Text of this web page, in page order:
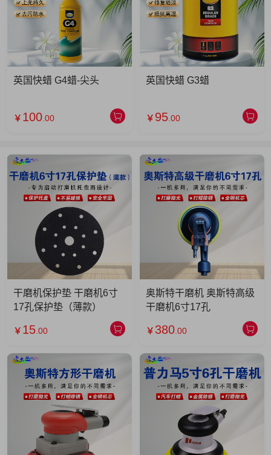
英国快蜡 G4蜡-尖头
￥ 100 .00
英国快蜡 G3蜡
￥ 95 .00
干磨机保护垫 干磨机6寸
17孔保护垫（薄款）
￥ 15 .00
奥斯特干磨机 奥斯特高级
干磨机6寸17孔
￥ 380 .00